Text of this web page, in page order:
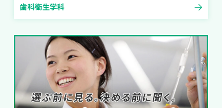
歯科衛生学科